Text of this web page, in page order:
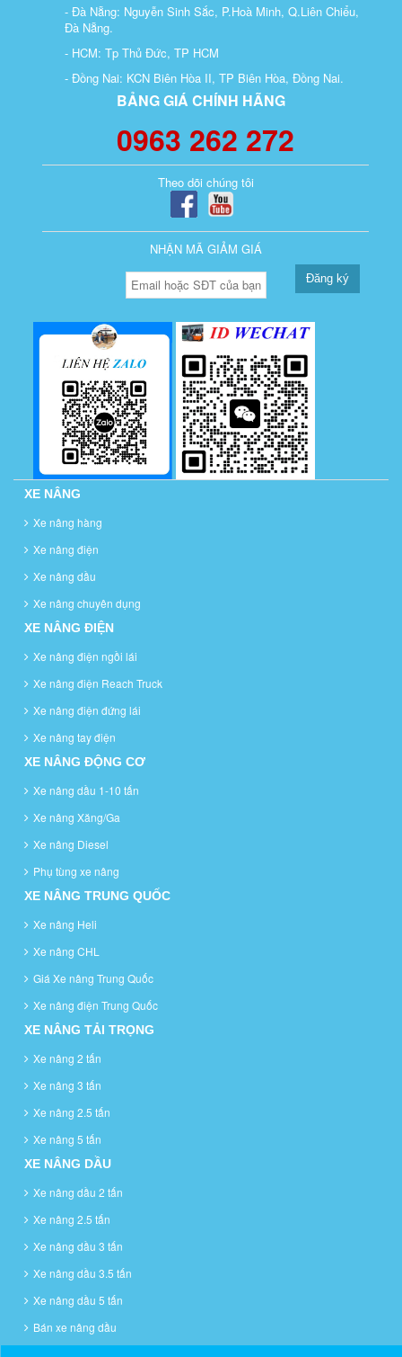
- Đà Nẵng: Nguyễn Sinh Sắc, P.Hoà Minh, Q.Liên Chiểu,
Đà Nẵng.
- HCM: Tp Thủ Đức, TP HCM
- Đồng Nai: KCN Biên Hòa II, TP Biên Hòa, Đồng Nai.
BẢNG GIÁ CHÍNH HÃNG
0963 262 272
Theo dõi chúng tôi
NHẬN MÃ GIẢM GIÁ
Đăng ký
XE NÂNG
Xe nâng hàng
Xe nâng điện
Xe nâng dầu
Xe nâng chuyên dụng
XE NÂNG ĐIỆN
Xe nâng điện ngồi lái
Xe nâng điện Reach Truck
Xe nâng điện đứng lái
Xe nâng tay điện
XE NÂNG ĐỘNG CƠ
Xe nâng dầu 1-10 tấn
Xe nâng Xăng/Ga
Xe nâng Diesel
Phụ tùng xe nâng
XE NÂNG TRUNG QUỐC
Xe nâng Heli
Xe nâng CHL
Giá Xe nâng Trung Quốc
Xe nâng điện Trung Quốc
XE NÂNG TẢI TRỌNG
Xe nâng 2 tấn
Xe nâng 3 tấn
Xe nâng 2.5 tấn
Xe nâng 5 tấn
XE NÂNG DẦU
Xe nâng dầu 2 tấn
Xe nâng 2.5 tấn
Xe nâng dầu 3 tấn
Xe nâng dầu 3.5 tấn
Xe nâng dầu 5 tấn
Bán xe nâng dầu